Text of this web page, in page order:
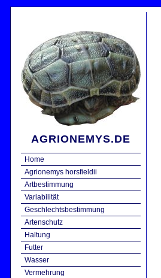
AGRIONEMYS.DE
Home
Agrionemys horsfieldii
Artbestimmung
Variabilität
Geschlechtsbestimmung
Artenschutz
Haltung
Futter
Wasser
Vermehrung